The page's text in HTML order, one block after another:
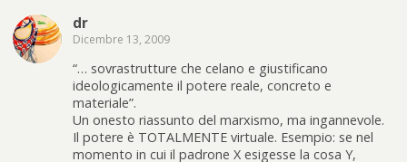
dr
Dicembre 13, 2009
“… sovrastrutture che celano e giustificano
ideologicamente il potere reale, concreto e
materiale”.
Un onesto riassunto del marxismo, ma ingannevole.
Il potere è TOTALMENTE virtuale. Esempio: se nel
momento in cui il padrone X esigesse la cosa Y,